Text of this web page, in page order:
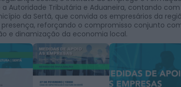
a Autoridade Tributária e Aduaneira, contando
da Sertã, que convida os empresários da
reforçando o compromisso conjunto
e dinamização da economia local.